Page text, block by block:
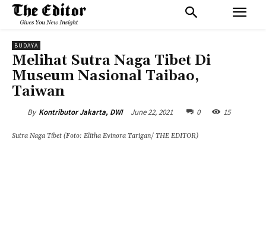
BUDAYA
Melihat Sutra Naga Tibet Di
Museum Nasional Taibao,
Taiwan
By Kontributor Jakarta, DWI June 22, 2021 0 15
Sutra Naga Tibet (Foto: Elitha Evinora Tarigan/ THE EDITOR)